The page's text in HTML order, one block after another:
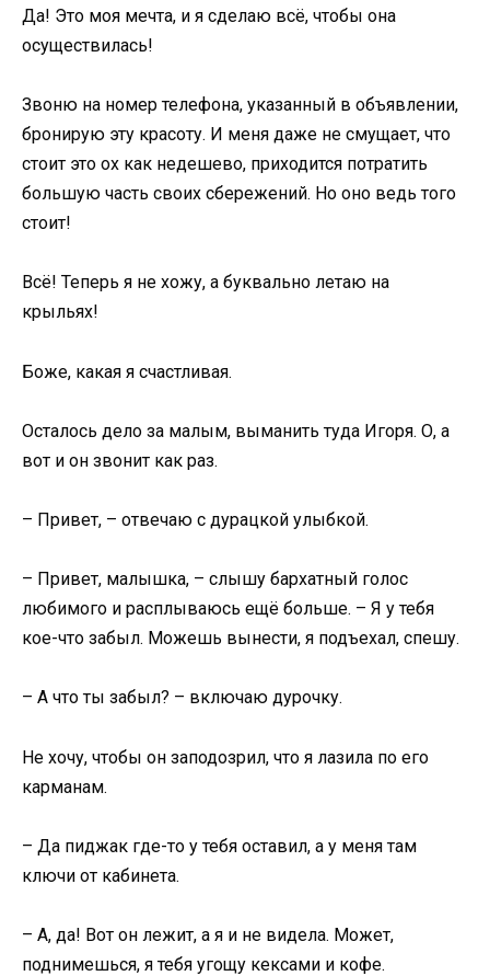
Да! Это моя мечта, и я сделаю всё, чтобы она
осуществилась!
Звоню на номер телефона, указанный в объявлении,
бронирую эту красоту. И меня даже не смущает, что
стоит это ох как недешево, приходится потратить
большую часть своих сбережений. Но оно ведь того
стоит!
Всё! Теперь я не хожу, а буквально летаю на
крыльях!
Боже, какая я счастливая.
Осталось дело за малым, выманить туда Игоря. О, а
вот и он звонит как раз.
– Привет, – отвечаю с дурацкой улыбкой.
– Привет, малышка, – слышу бархатный голос
любимого и расплываюсь ещё больше. – Я у тебя
кое-что забыл. Можешь вынести, я подъехал, спешу.
– А что ты забыл? – включаю дурочку.
Не хочу, чтобы он заподозрил, что я лазила по его
карманам.
– Да пиджак где-то у тебя оставил, а у меня там
ключи от кабинета.
– А, да! Вот он лежит, а я и не видела. Может,
поднимешься, я тебя угощу кексами и кофе.